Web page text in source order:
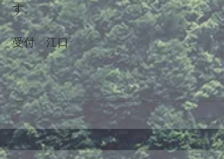
す。
受付　江口